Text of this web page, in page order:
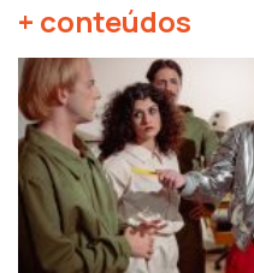
+ conteúdos